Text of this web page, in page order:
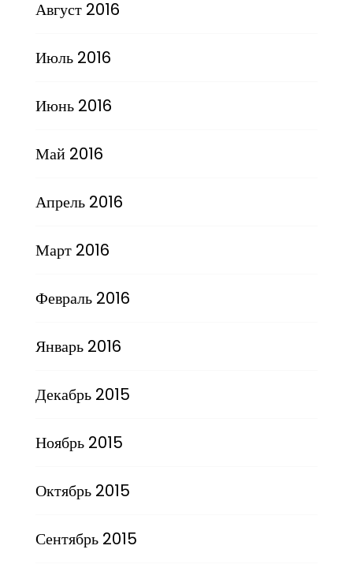
Август 2016
Июль 2016
Июнь 2016
Май 2016
Апрель 2016
Март 2016
Февраль 2016
Январь 2016
Декабрь 2015
Ноябрь 2015
Октябрь 2015
Сентябрь 2015